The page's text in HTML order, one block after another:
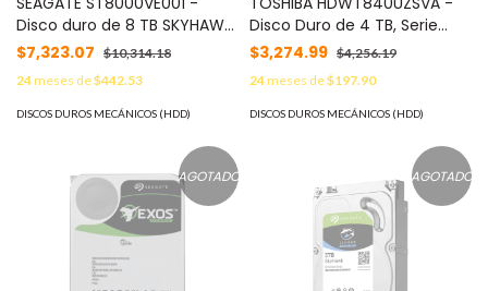
Disco duro de 8 TB SKYHAWK,
7200 RPM, SATA3 6GB/s, 64
MB, recomendado para
videovigilancia
$7,323.07 $10,314.18
24meses de$442.53
DISCOS DUROS MECÁNICOS (HDD)
Disco Duro de 4 TB, Serie
S300 especial para
videovigilancia, ideal para
trabajo 24/7, interfaz SATA
3.5", 5400 rpm, 128 MB, hasta
$3,274.99 $4,256.19
24meses de$197.90
DISCOS DUROS MECÁNICOS (HDD)
AGOTADO AGOTADO